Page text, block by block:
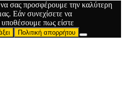
σας προσφέρουμε την καλύτερη
Εάν συνεχίσετε να
υποθέσουμε πως είστε
Πολιτική απορρήτου